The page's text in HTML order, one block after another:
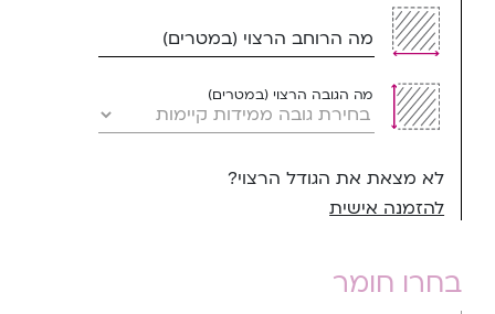
מה הרוחב הרצוי (במטרים)
מה הגובה הרצוי (במטרים)
לא מצאת את הגודל הרצוי?
להזמנה אישית
בחרו חומר